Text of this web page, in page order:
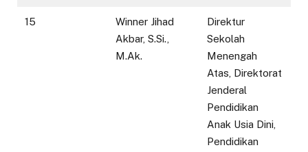
15
Winner Jihad
Akbar, S.Si.,
M.Ak.
Direktur
Sekolah
Menengah
Atas, Direktorat
Jenderal
Pendidikan
Anak Usia Dini,
Pendidikan